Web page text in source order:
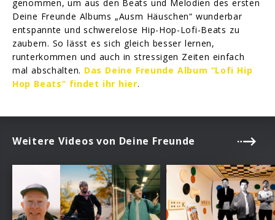
genommen, um aus den Beats und Melodien des ersten
Deine Freunde Albums „Ausm Häuschen“ wunderbar
entspannte und schwerelose Hip-Hop-Lofi-Beats zu
zaubern. So lässt es sich gleich besser lernen,
runterkommen und auch in stressigen Zeiten einfach
mal abschalten. Das Deine Freunde Album “Lofi Hip
Hop Beats” findet ihr hier.
Weitere Videos von Deine Freunde